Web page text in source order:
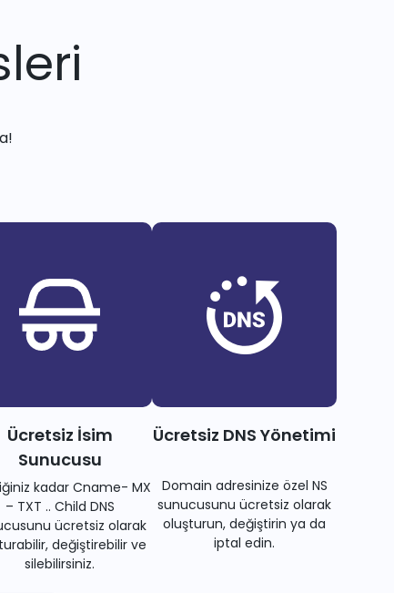
Ücretsiz İsim
Sunucusu
kadar Cname- MX
– TXT .. Child DNS
ücretsiz olarak
değiştirebilir ve
silebilirsiniz.
Ücretsiz DNS Yönetimi
Domain adresinize özel NS
sunucusunu ücretsiz olarak
oluşturun, değiştirin ya da
iptal edin.